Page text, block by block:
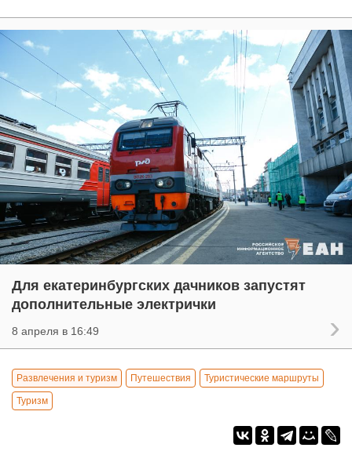
Для екатеринбургских дачников запустят
дополнительные электрички
8 апреля в 16:49
Развлечения и туризм Путешествия Туристические маршруты
Туризм